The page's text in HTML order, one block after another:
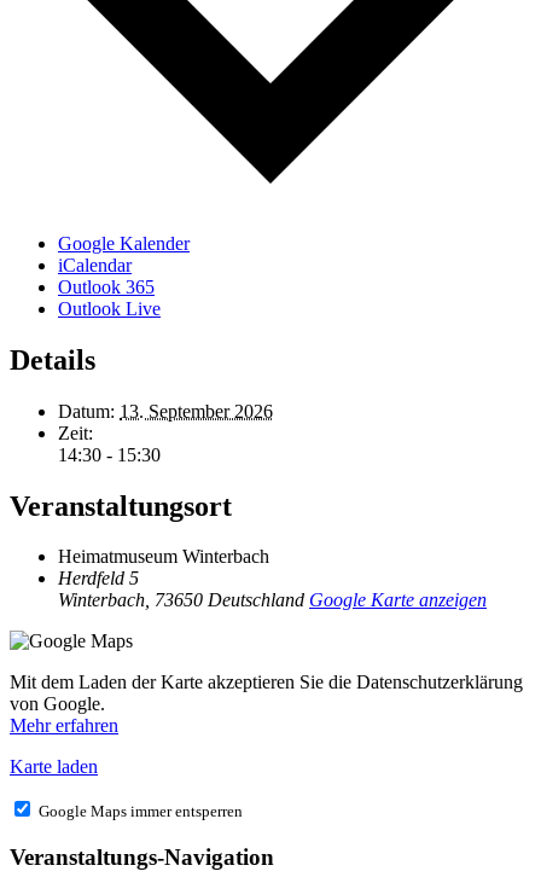
Google Kalender
iCalendar
Outlook 365
Outlook Live
Details
Datum: 13. September 2026
Zeit:
14:30 - 15:30
Veranstaltungsort
Heimatmuseum Winterbach
Herdfeld 5
Winterbach, 73650 Deutschland Google Karte anzeigen
Mit dem Laden der Karte akzeptieren Sie die Datenschutzerklärung
von Google.
Mehr erfahren
Karte laden
Google Maps immer entsperren
Veranstaltungs-Navigation